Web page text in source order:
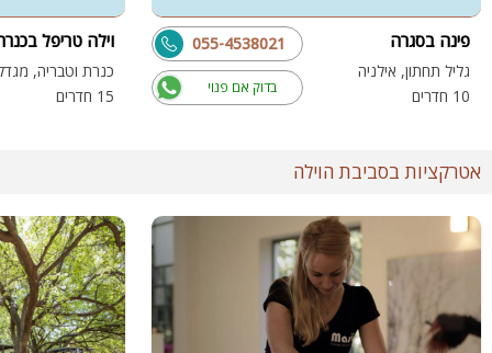
פינה בסגרה
גליל תחתון, אילניה
10 חדרים
בדוק אם פנוי
055-4538021 וילה טריפל
כנרת וטבריה,
15 חדרים
אטרקציות בסביבת הוילה